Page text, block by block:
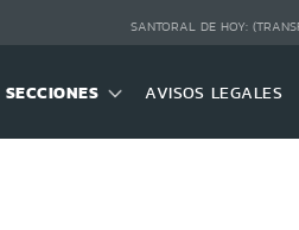
SANTORAL DE HOY:
SECCIONES AVISOS LEGALES